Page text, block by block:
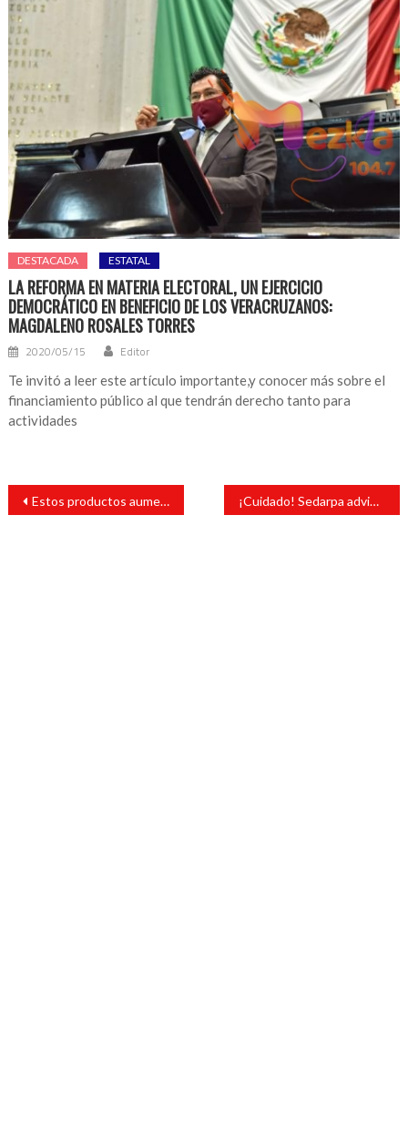
DESTACADA ESTATAL
LA REFORMA EN MATERIA ELECTORAL, UN EJERCICIO
DEMOCRÁTICO EN BENEFICIO DE LOS VERACRUZANOS:
MAGDALENO ROSALES TORRES
2020/05/15 Editor
Te invitó a leer este artículo importante,y conocer más sobre el
financiamiento público al que tendrán derecho tanto para
actividades
Navegación
entradas
Estos productos aumentarían de precio por aranceles de EU ¡Cuidado! Sedarpa advierte sobre fraude en apoyos al campo